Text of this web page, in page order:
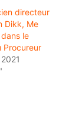
directeur
Dikk, Me
le
Procureur